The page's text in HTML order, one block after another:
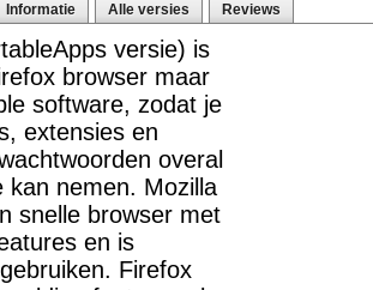
Informatie Alle versies Reviews
versie) is
browser maar
software, zodat je
extensies en
overal
kan nemen. Mozilla
snelle browser met
en is
Firefox